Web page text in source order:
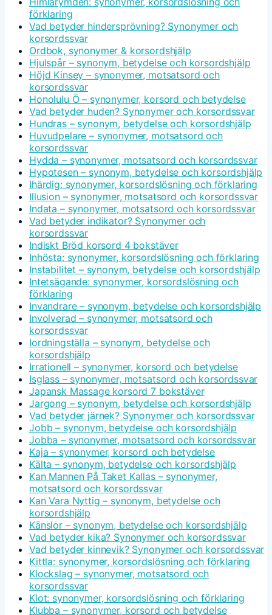
förklaring
Vad betyder hindersprövning? Synonymer och
korsordssvar
Ordbok, synonymer & korsordshjälp
Hjulspår – synonym, betydelse och korsordshjälp
Höjd Kinsey – synonymer, motsatsord och
korsordssvar
Honolulu Ö – synonymer, korsord och betydelse
Vad betyder huden? Synonymer och korsordssvar
Hundras – synonym, betydelse och korsordshjälp
Huvudpelare – synonymer, motsatsord och
korsordssvar
Hydda – synonymer, motsatsord och korsordssvar
Hypotesen – synonym, betydelse och korsordshjälp
Ihärdig: synonymer, korsordslösning och förklaring
Illusion – synonymer, motsatsord och korsordssvar
Indata – synonymer, motsatsord och korsordssvar
Vad betyder indikator? Synonymer och
korsordssvar
Indiskt Bröd korsord 4 bokstäver
Inhösta: synonymer, korsordslösning och förklaring
Instabilitet – synonym, betydelse och korsordshjälp
Intetsägande: synonymer, korsordslösning och
förklaring
Invandrare – synonym, betydelse och korsordshjälp
Involverad – synonymer, motsatsord och
korsordssvar
Iordningställa – synonym, betydelse och
korsordshjälp
Irrationell – synonymer, korsord och betydelse
Isglass – synonymer, motsatsord och korsordssvar
Japansk Massage korsord 7 bokstäver
Jargong – synonym, betydelse och korsordshjälp
Vad betyder järnek? Synonymer och korsordssvar
Jobb – synonym, betydelse och korsordshjälp
Jobba – synonymer, motsatsord och korsordssvar
Kaja – synonymer, korsord och betydelse
Kälta – synonym, betydelse och korsordshjälp
Kan Mannen På Taket Kallas – synonymer,
motsatsord och korsordssvar
Kan Vara Nyttig – synonym, betydelse och
korsordshjälp
Känslor – synonym, betydelse och korsordshjälp
Vad betyder kika? Synonymer och korsordssvar
Vad betyder kinnevik? Synonymer och korsordssvar
Kittla: synonymer, korsordslösning och förklaring
Klockslag – synonymer, motsatsord och
korsordssvar
Klot: synonymer, korsordslösning och förklaring
Klubba – synonymer, korsord och betydelse